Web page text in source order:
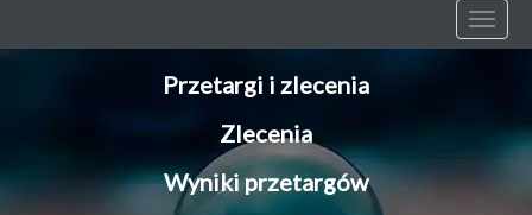
Toggle
Przetargi i zlecenia
Zlecenia
Wyniki przetargów